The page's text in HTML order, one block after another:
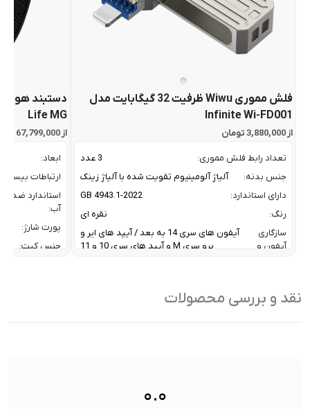
فلش مموری Wiwu ظرفیت 32 گیگابایت مدل
Infinite Wi-FD001
از 3,880,000 تومان
تعداد رابط فلش مموری:
3 عدد
جنس بدنه:
آلیاژ آلومینیوم تقویت شده با آلیاژ زینک
دارای استاندارد:
GB 4943.1-2022
رنگ:
نقره ای
سازگاری
آیفون و
آیفون های سری 14 به بعد / آیپد های ایر و
پرو سری M و آیپد های سری 10 و 11
ظرفیت:
Life MG
از 67,799,000 تومان
ابعاد:
ارتباطات بیسیم:
استاندارد ضد
آب:
پورت شارژ:
جنس کیت:
نقد و بررسی محصولات
۰.۰